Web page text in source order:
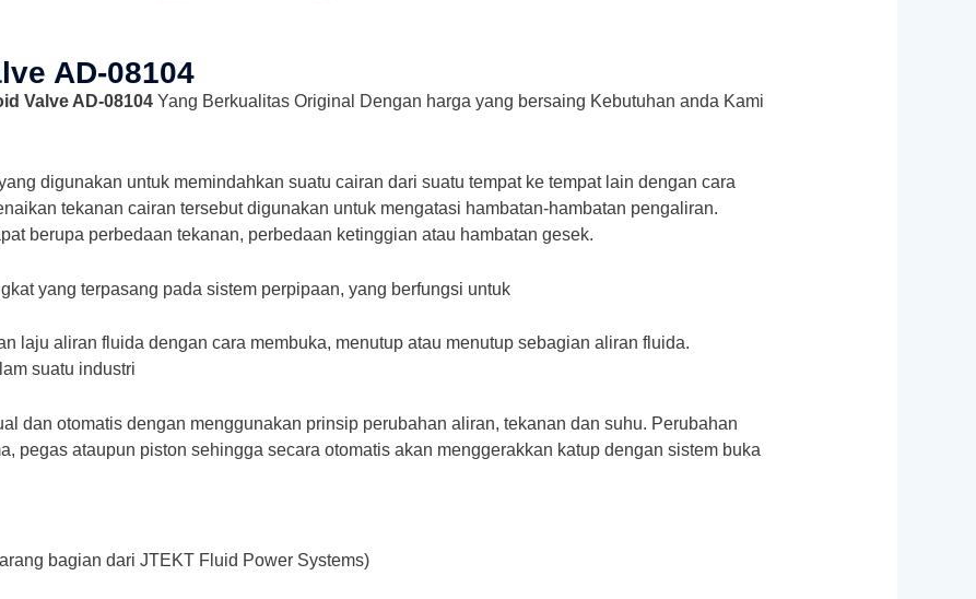
AD-08104
Valve AD-08104Yang Berkualitas Original Dengan harga yang bersaing Kebutuhan anda Kami
digunakan untuk memindahkan suatu cairan dari suatu tempat ke tempat lain dengan cara
tekanan cairan tersebut digunakan untuk mengatasi hambatan-hambatan pengaliran.
berupa perbedaan tekanan, perbedaan ketinggian atau hambatan gesek.
yang terpasang pada sistem perpipaan, yang berfungsi untuk
laju aliran fluida dengan cara membuka, menutup atau menutup sebagian aliran fluida.
suatu industri
dan otomatis dengan menggunakan prinsip perubahan aliran, tekanan dan suhu. Perubahan
pegas ataupun piston sehingga secara otomatis akan menggerakkan katup dengan sistem buka
bagian dari JTEKT Fluid Power Systems)